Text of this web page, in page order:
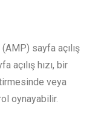
sayfa açılış
açılış hızı, bir
veya
oynayabilir.